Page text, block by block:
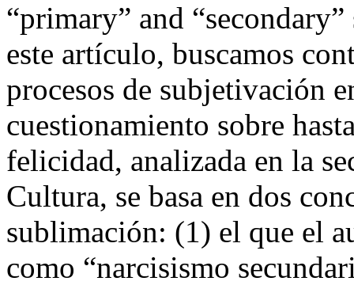
“primary” and
este artículo, buscamos
procesos de subjetivación
cuestionamiento sobre
felicidad, analizada en la
Cultura, se basa en dos
sublimación: (1) el que el
como “narcisismo